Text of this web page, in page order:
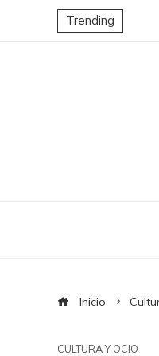
Trending
Inicio
CULTURA Y OCIO